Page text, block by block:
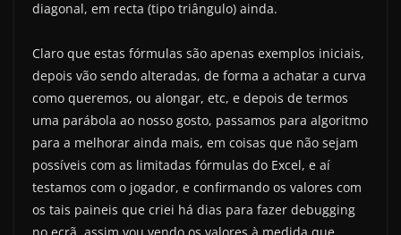
diagonal, em recta (tipo triângulo) ainda.
Claro que estas fórmulas são apenas exemplos iniciais,
depois vão sendo alteradas, de forma a achatar a curva
como queremos, ou alongar, etc, e depois de termos
uma parábola ao nosso gosto, passamos para algoritmo
para a melhorar ainda mais, em coisas que não sejam
possíveis com as limitadas fórmulas do Excel, e aí
testamos com o jogador, e confirmando os valores com
os tais paineis que criei há dias para fazer debugging
no ecrã, assim vou vendo os valores à medida que